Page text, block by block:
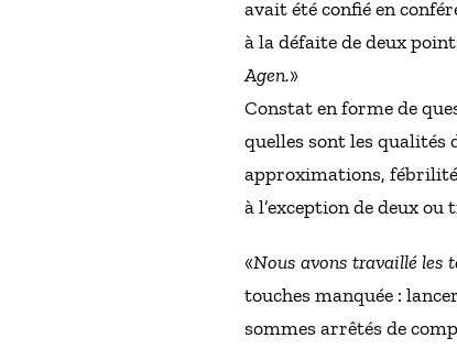
avait été confié en
à la défaite de deux
Agen.»
Constat en forme de
quelles sont les qualités
approximations, fébrilité
à l’exception de deux
«Nous avons travaillé les
touches manquée :
sommes arrêtés de